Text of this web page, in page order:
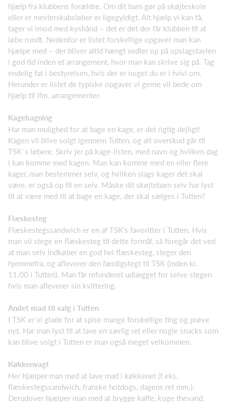
hjælp fra klubbens forældre. Om dit barn gør på skøjteskole
eller er mesterskabsløber er ligegyldigt. Alt hjælp vi kan få,
tager vi imod med kyshånd – det er det der får klubben til at
løbe rundt. Nedenfor er listet forskellige opgaver man kan
hjælpe med – der bliver altid hængt sedler op på opslagstavlen
i god tid inden et arrangement, hvor man kan skrive sig på. Tag
endelig fat i bestyrelsen, hvis der er noget du er i tvivl om.
Herunder er listet de typiske opgaver vi gerne vil bede om
hjælp til ifm. arrangementer.
Kagebagning
Har man mulighed for at bage en kage, er det rigtig dejligt!
Kagen vil blive solgt igennem Tutten, og alt overskud går til
TSK´s løbere. Skriv jer på kage-listen, med navn og hvilken dag
i kan komme med kagen. Man kan komme med en eller flere
kager, man bestemmer selv, og hvilken slags kager det skal
være, er også op til en selv. Måske dit skøjtebarn selv har lyst
til at være med til at bage en kage, der skal sælges i Tutten?
Flæskesteg
Flæskestegssandwich er en af TSK’s favoritter i Tutten. Hvis
man vil stege en flæskesteg til dette formål, så foregår det ved
at man selv indkøber en god hel flæskesteg, steger den
hjemmefra, og afleverer den færdigstegt til TSK (inden kl.
11.00 i Tutten). Man får refunderet udlægget for selve stegen
hvis man afleverer sin kvittering.
Andet mad til salg i Tutten
I TSK er vi glade for at spise mange forskellige ting og prøve
nyt. Har man lyst til at lave en særlig ret eller nogle snacks som
kan blive solgt i Tutten er man også meget velkommen.
Køkkenvagt
Her hjælper man med at lave mad i køkkenet (f.eks.
flæskestegssandwich, franske hotdogs, dagens ret mm.).
Derudover hjælper man med at brygge kaffe, koge thevand,